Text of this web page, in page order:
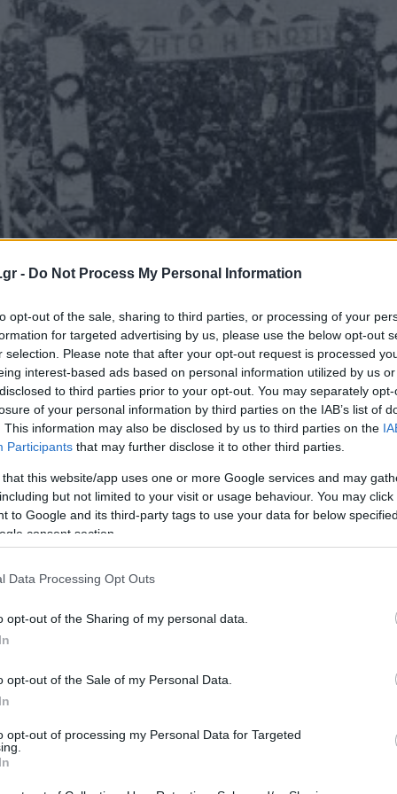
- Do Not Process My Personal Information
opt-out of the sale, sharing to third parties, or processing of your
for targeted advertising by us, please use the below opt-out
selection. Please note that after your opt-out request is processed
interest-based ads based on personal information utilized by us
to third parties prior to your opt-out. You may separately
of your personal information by third parties on the IAB’s list of
This information may also be disclosed by us to third parties on the
Participants that may further disclose it to other third parties.
that this website/app uses one or more Google services and may
but not limited to your visit or usage behaviour. You may
to Google and its third-party tags to use your data for below
consent section.
Data Processing Opt Outs
opt-out of the Sharing of my personal data.
opt-out of the Sale of my Personal Data.
opt-out of processing my Personal Data for Targeted
θα επανεμφανιστεί ξανά και ξανά στον 19ο αιώνα, με
ανταλλάγματα που ποτέ δεν θα υλοποιηθούν. Από
ένωσις” και διεκδικείτο με βαλκανικού τύπου ένταση
αποικία και πάλι από το 1878, η Κύπρος βίωσε την
και αφαίρεσης κεκτημένων δικαιωμάτων (όπως τη
ιδίως από τον κυβερνητη Sir Richmond Palmer.
καταπίεσης και φόβου τη λεγόμενη
στοMilitary History
Ακολουθήστε τοΠΤΗΣΗστο Google News
και μάθετε πρώτοι όλες τις ειδήσεις.
που δημοσιεύονται στο flight.com.gr εκφράζουν τους
Σε αντίθετη περίπτωση θα λαμβάνονται νομικά μέτρα. Ο
το δικαίωμα ελέγχου των σχολίων, τα οποία εκφράζουν